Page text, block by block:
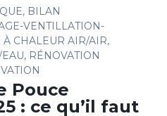
, BILAN
VENTILLATION-
À CHALEUR AIR/AIR,
, RÉNOVATION
Pouce
: ce qu’il faut